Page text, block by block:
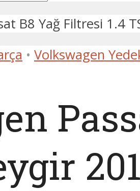
B8 Yağ Filtresi 1.4
• Volkswagen